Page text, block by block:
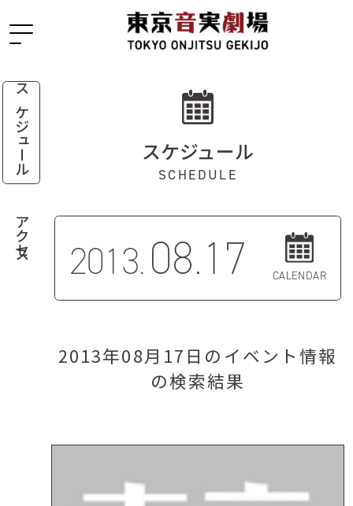
スケジュール
アクセス
スケジュール
SCHEDULE
2013.08.17 CALENDAR
2013年08月17日のイベント情報
の検索結果